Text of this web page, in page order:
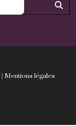
| Mentions légales